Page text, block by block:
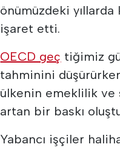
önümüzdeki
işaret etti.
OECD geç tiğimiz
tahminini
ülkenin emeklilik ve
artan bir baskı
Yabancı işçiler